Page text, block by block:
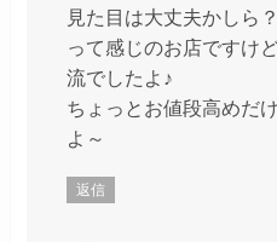
見た目は大丈夫かしら？
って感じのお店ですけ
流でしたよ♪
ちょっとお値段高めだ
よ～
返信